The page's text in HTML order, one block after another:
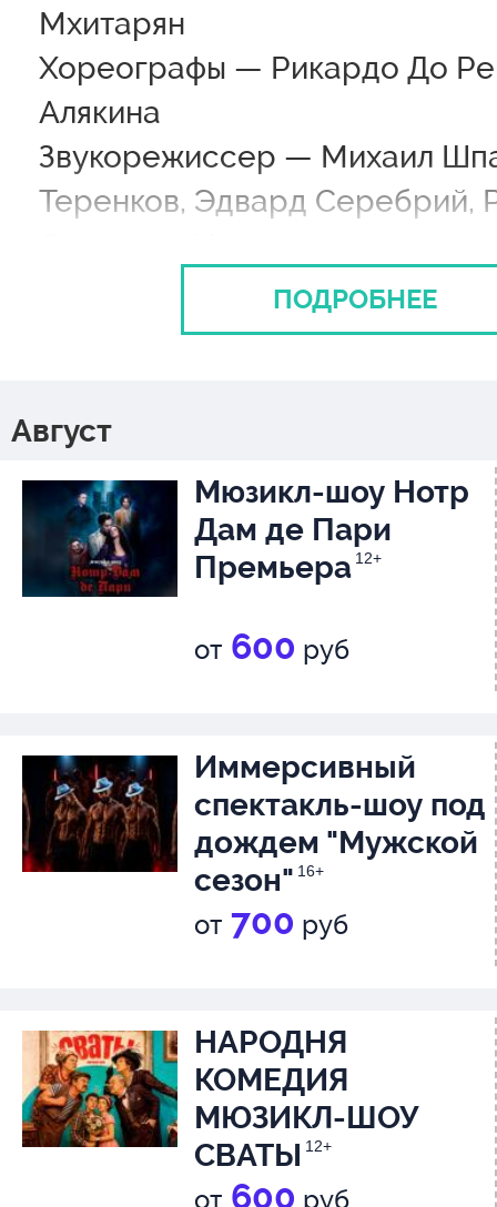
Мхитарян
Хореографы — Рикардо До
Алякина
Звукорежиссер — Михаил
Теренков, Эдвард Серебрий,
АРТИСТЫ:
Соколова Ксения - Тося
Луканичев Александр -
Клестов Максим - Филя
Барышников Константин -
Байков Алексей - Вадим
Кулыгин Владислав -
Степанов Даниил - Илья
Минеева Джульетта -
Кищенко Ирина - Анфиса
Левина Олеся - Мама /
Колоскова Наталия -
Кефчиянц Мария - Тося
Гореленко Татьяна - Надя
Рождённым в СССР
ПОДРОБНЕЕ
Август
Мюзикл-шоу Нотр
Дам де Пари
Премьера 12+
от 600 руб
Иммерсивный
спектакль-шоу под
дождем "Мужской
сезон" 16+
от 700 руб
НАРОДНЯ
КОМЕДИЯ
МЮЗИКЛ-ШОУ
СВАТЫ 12+
от 600 руб